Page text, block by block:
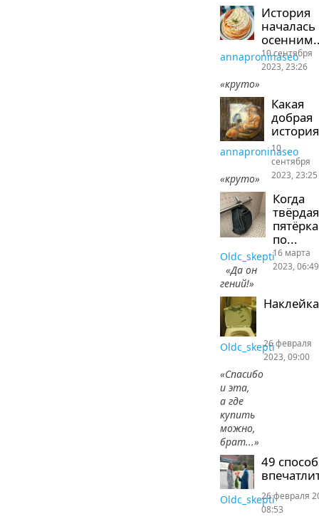
История
началась
annaproninaseo
«круто»
10 сентября
2023, 23:26
Какая
добрая
история
annaproninaseo
«круто»
10
сентября
2023, 23:25
Когда
твёрдая
пятёрка
по...
Oldc_skepti
«Да он
гений!»
16 марта
2023, 06:49
Наклейка
Oldc_skepti
«Спасибо
и эта,
а где
купить
можно,
брат...»
26 февраля
2023, 09:00
49
Oldc_skepti26 февраля
08:53